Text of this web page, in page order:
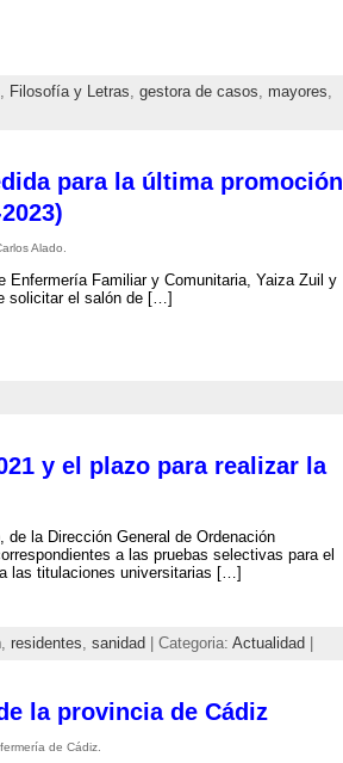
Filosofía y Letras gestora de casos mayores
para la última promoción
Alado.
Enfermería Familiar y Comunitaria, Yaiza Zuil y
solicitar el salón de […]
y el plazo para realizar la
la Dirección General de Ordenación
a las pruebas selectivas para el
las titulaciones universitarias […]
, residentes sanidad| Categoria: Actualidad|
la provincia de Cádiz
de Cádiz.